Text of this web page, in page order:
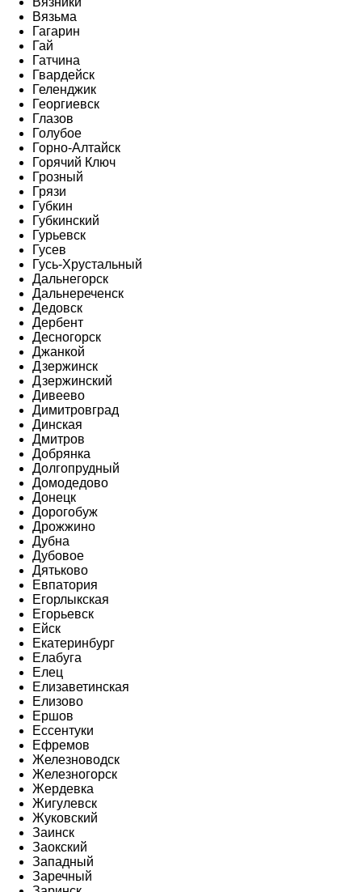
Вязьма
Гагарин
Гай
Гатчина
Гвардейск
Геленджик
Георгиевск
Глазов
Голубое
Горно-Алтайск
Горячий Ключ
Грозный
Грязи
Губкин
Губкинский
Гурьевск
Гусев
Гусь-Хрустальный
Дальнегорск
Дальнереченск
Дедовск
Дербент
Десногорск
Джанкой
Дзержинск
Дзержинский
Дивеево
Димитровград
Динская
Дмитров
Добрянка
Долгопрудный
Домодедово
Донецк
Дорогобуж
Дрожжино
Дубна
Дубовое
Дятьково
Евпатория
Егорлыкская
Егорьевск
Ейск
Екатеринбург
Елабуга
Елец
Елизаветинская
Елизово
Ершов
Ессентуки
Ефремов
Железноводск
Железногорск
Жердевка
Жигулевск
Жуковский
Заинск
Заокский
Западный
Заречный